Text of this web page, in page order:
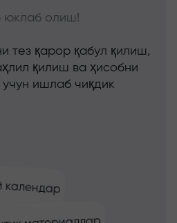
юклаб олиш!
календар
тез қарор қабул қилиш,
қилиш ва ҳисобни
ишлаб чиқдик